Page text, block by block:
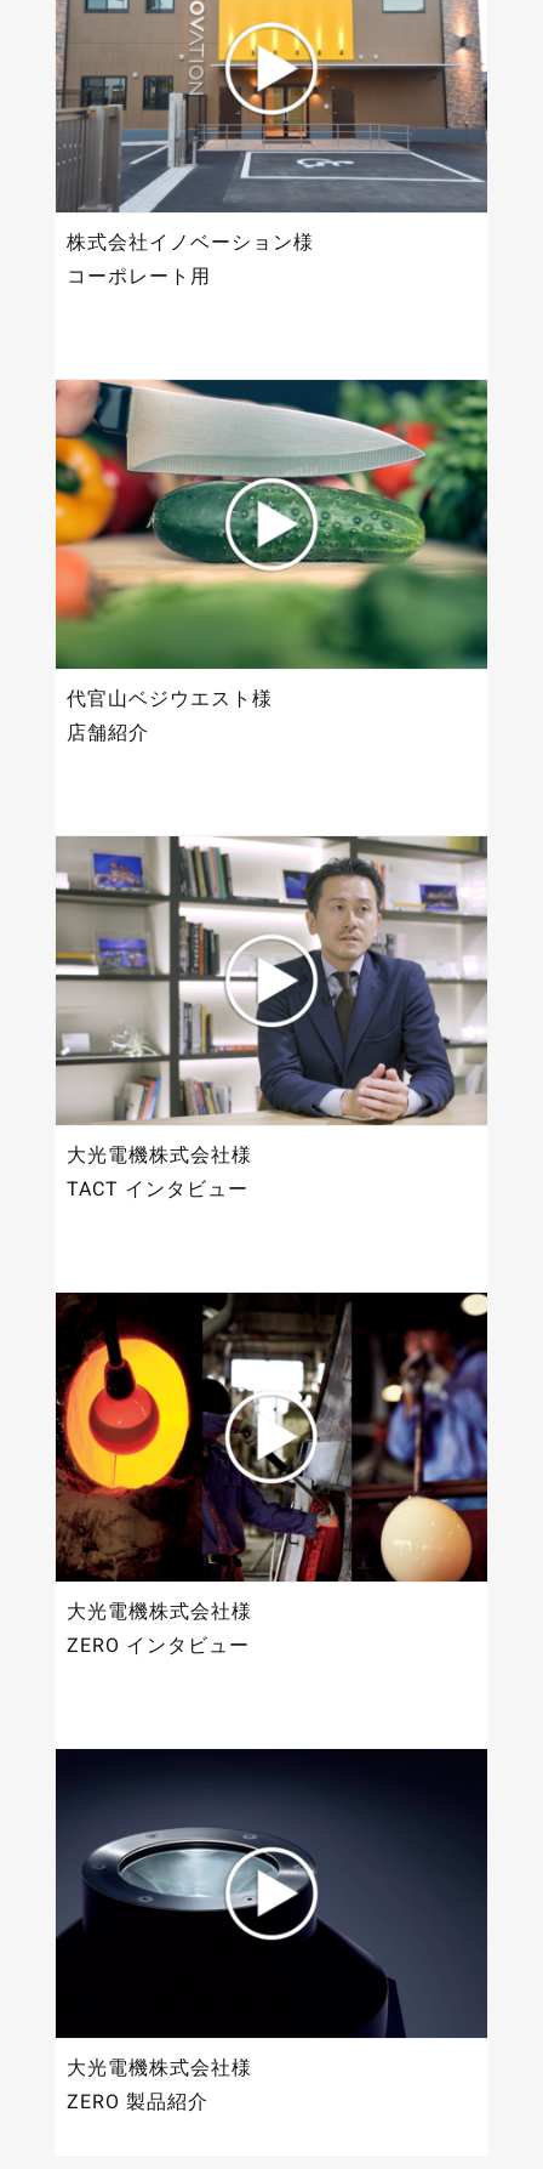
株式会社イノベーション様
コーポレート用
代官山ベジウエスト様
店舗紹介
大光電機株式会社様
TACT インタビュー
大光電機株式会社様
ZERO インタビュー
大光電機株式会社様
ZERO 製品紹介